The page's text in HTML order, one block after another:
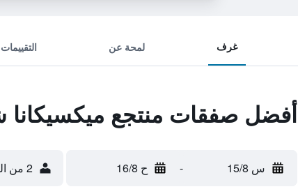
غرف لمحة عن التقييمات
أفضل صفقات منتجع
س 15/8 - ح 16/8 2 من الضيوف، غرفة واحدة